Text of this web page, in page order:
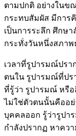
ตามปกติ อย่างในข
กระทบสัมผัส มีการ
เป็นการระลึก ศึกษ
กระทั่งวันหนึ่งสภาพ
เวลาที่รูปารมณ์ปรา
ตนใน รูปารมณ์ที่ป
ที่รู้ว่า รูปารมณ์ หรื
ไม่ใช่ตัวตนนั้นคืออย่
บุคคลออก รู้ว่ารูปา
กำลังปรากฏ หาคว